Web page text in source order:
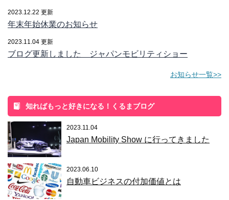
2023.12.22 更新
年末年始休業のお知らせ
2023.11.04 更新
ブログ更新しました ジャパンモビリティショー
お知らせ一覧>>
知ればもっと好きになる！くるまブログ
2023.11.04
Japan Mobility Show に行ってきました
2023.06.10
自動車ビジネスの付加価値とは